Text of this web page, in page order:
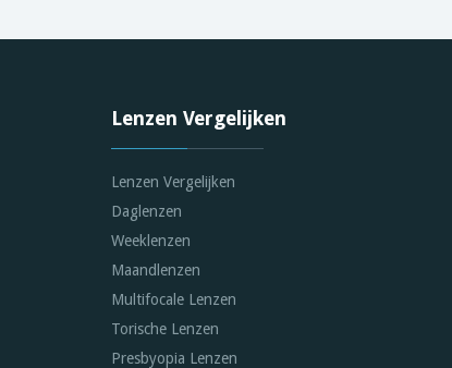
Lenzen Vergelijken
Lenzen Vergelijken
Daglenzen
Weeklenzen
Maandlenzen
Multifocale Lenzen
Torische Lenzen
Presbyopia Lenzen